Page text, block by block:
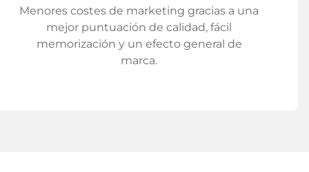
Menores costes de marketing gracias a una
mejor puntuación de calidad, fácil
memorización y un efecto general de
marca.